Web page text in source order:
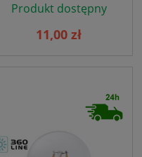
Produkt dostępny
11,00 zł